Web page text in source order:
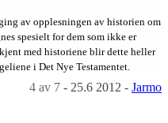
av opplesningen av historien om
spesielt for dem som ikke er
med historiene blir dette heller
i Det Nye Testamentet.
4 av 7 - 25.6 2012 - Jarmo